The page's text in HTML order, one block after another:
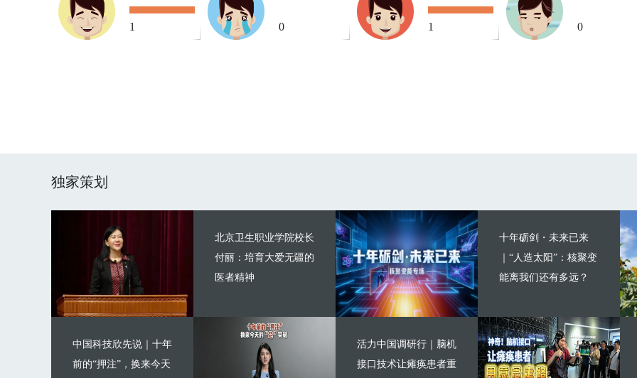
1 0 1 0
独家策划
北京卫生职业学院校长
付丽：培育大爱无疆的
医者精神
中国科技欣先说｜十年
前的“押注”，换来今天
十年砺剑・未来已来
｜“人造太阳”：核聚变
能离我们还有多远？
活力中国调研行｜脑机
接口技术让瘫痪患者重